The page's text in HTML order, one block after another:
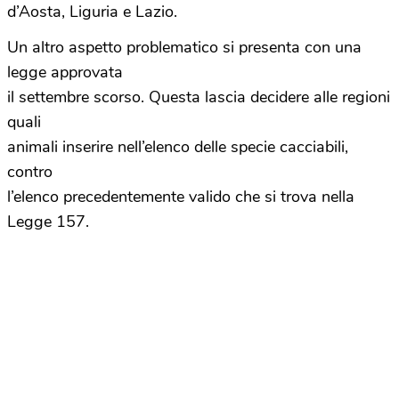
d’Aosta, Liguria e Lazio.
Un altro aspetto problematico si presenta con una
legge approvata
il settembre scorso. Questa lascia decidere alle regioni
quali
animali inserire nell’elenco delle specie cacciabili,
contro
l’elenco precedentemente valido che si trova nella
Legge 157.